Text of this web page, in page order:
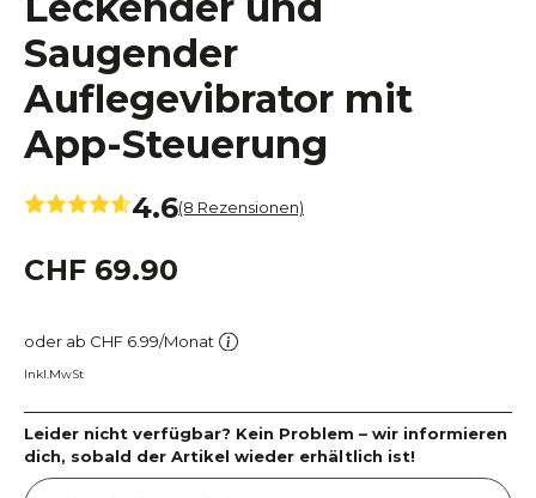
Saugender
Auflegevibrator mit
App-Steuerung
4.6(8 Rezensionen)
CHF 69.90
oder ab CHF 6.99/Monat
Inkl.MwSt
Leider nicht verfügbar? Kein Problem – wir informieren
dich, sobald der Artikel wieder erhältlich ist!